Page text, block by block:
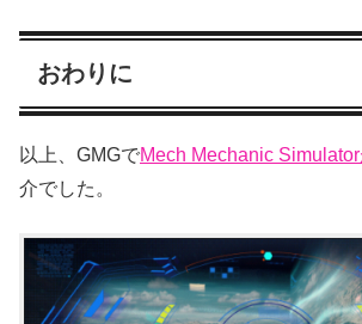
おわりに
以上、GMGでMech Mechanic
介でした。